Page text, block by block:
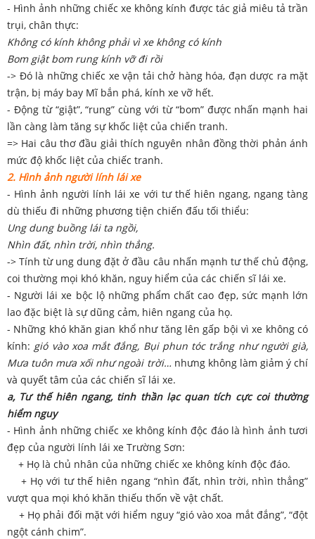
- Hình ảnh những chiếc xe không kính được tác giả miêu tả trần
trụi, chân thực:
Không có kính không phải vì xe không có kính
Bom giật bom rung kính vỡ đi rồi
-> Đó là những chiếc xe vận tải chở hàng hóa, đạn dược ra mặt
trận, bị máy bay Mĩ bắn phá, kính xe vỡ hết.
- Động từ “giật”, “rung” cùng với từ “bom” được nhấn mạnh hai
lần càng làm tăng sự khốc liệt của chiến tranh.
=> Hai câu thơ đầu giải thích nguyên nhân đồng thời phản ánh
mức độ khốc liệt của chiếc tranh.
2. Hình ảnh người lính lái xe
- Hình ảnh người lính lái xe với tư thế hiên ngang, ngang tàng
dù thiếu đi những phương tiện chiến đấu tối thiểu:
Ung dung buồng lái ta ngồi,
Nhìn đất, nhìn trời, nhìn thẳng.
-> Tính từ ung dung đặt ở đầu câu nhấn mạnh tư thế chủ động,
coi thường mọi khó khăn, nguy hiểm của các chiến sĩ lái xe.
- Người lái xe bộc lộ những phẩm chất cao đẹp, sức mạnh lớn
lao đặc biệt là sự dũng cảm, hiên ngang của họ.
- Những khó khăn gian khổ như tăng lên gấp bội vì xe không có
kính: gió vào xoa mắt đắng, Bụi phun tóc trắng như người già,
Mưa tuôn mưa xối như ngoài trời… nhưng không làm giảm ý chí
và quyết tâm của các chiến sĩ lái xe.
a, Tư thế hiên ngang, tinh thần lạc quan tích cực coi thường
hiểm nguy
- Hình ảnh những chiếc xe không kính độc đáo là hình ảnh tươi
đẹp của người lính lái xe Trường Sơn:
+ Họ là chủ nhân của những chiếc xe không kính độc đáo.
+ Họ với tư thế hiên ngang “nhìn đất, nhìn trời, nhìn thẳng”
vượt qua mọi khó khăn thiếu thốn về vật chất.
+ Họ phải đối mặt với hiểm nguy “gió vào xoa mắt đắng”, “đột
ngột cánh chim”.